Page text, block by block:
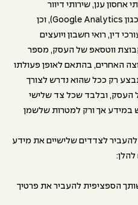
אחסון ענן, שירותי דיוור
אלקטרוני, שירותי ניתוח סטטיסטי (כגון Google Analytics), וכן
דין, רואי חשבון ויועצים
ווטסאפ של העסק, מספר
האחרים, בהתאם לאופן פעולתו
רק ככל שהוא נדרש לצורך
העסק, ובלבד שכל צד שלישי
במידע אך ורק למטרות שלשמן
להעביר לצדדים שלישיים את מידע
רשותך הספציפית להעביר את פרטיך